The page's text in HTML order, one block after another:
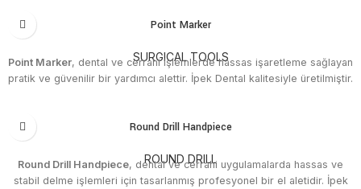
Point Marker
SURGICAL TOOLS
Point Marker, dental ve cerrahi işlemlerde hassas işaretleme sağlayan
pratik ve güvenilir bir yardımcı alettir. İpek Dental kalitesiyle üretilmiştir.
Round Drill Handpiece
ROUND DRILL
Round Drill Handpiece, dental ve cerrahi uygulamalarda hassas ve
stabil delme işlemleri için tasarlanmış profesyonel bir el aletidir. İpek